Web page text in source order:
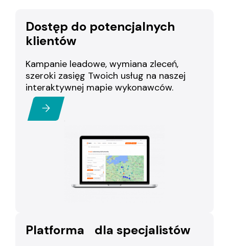
Dostęp do potencjalnych
klientów
Kampanie leadowe, wymiana zleceń,
szeroki zasięg Twoich usług na naszej
interaktywnej mapie wykonawców.
Platforma dla specjalistów